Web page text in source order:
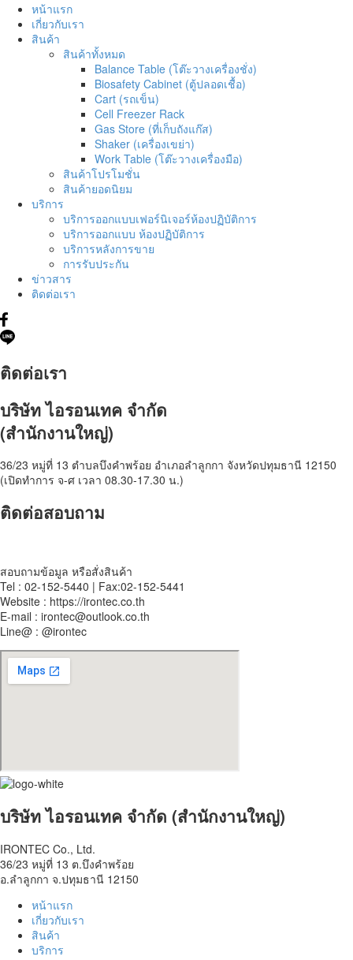
หน้าแรก
เกี่ยวกับเรา
สินค้า
สินค้าทั้งหมด
Balance Table (โต๊ะวางเครื่องชั่ง)
Biosafety Cabinet (ตู้ปลอดเชื้อ)
Cart (รถเข็น)
Cell Freezer Rack
Gas Store (ที่เก็บถังแก๊ส)
Shaker (เครื่องเขย่า)
Work Table (โต๊ะวางเครื่องมือ)
สินค้าโปรโมชั่น
สินค้ายอดนิยม
บริการ
บริการออกแบบเฟอร์นิเจอร์ห้องปฏิบัติการ
บริการออกแบบ ห้องปฏิบัติการ
บริการหลังการขาย
การรับประกัน
ข่าวสาร
ติดต่อเรา
ติดต่อเรา
บริษัท ไอรอนเทค จำกัด
(สำนักงานใหญ่)
36/23 หมู่ที่ 13 ตำบลบึงคำพร้อย อำเภอลำลูกกา จังหวัดปทุมธานี 12150
(เปิดทำการ จ-ศ เวลา 08.30-17.30 น.)
ติดต่อสอบถาม
สอบถามข้อมูล หรือสั่งสินค้า
Tel : 02-152-5440 | Fax:02-152-5441
Website : https://irontec.co.th
E-mail : irontec@outlook.co.th
Line@ : @irontec
บริษัท ไอรอนเทค จำกัด (สำนักงานใหญ่)
IRONTEC Co., Ltd.
36/23 หมู่ที่ 13 ต.บึงคำพร้อย
อ.ลำลูกกา จ.ปทุมธานี 12150
หน้าแรก
เกี่ยวกับเรา
สินค้า
บริการ